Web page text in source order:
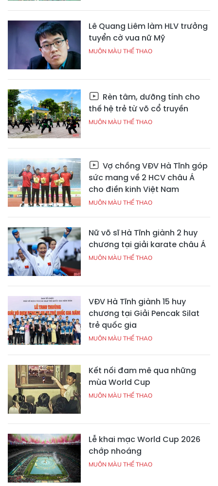
Lê Quang Liêm làm HLV trưởng
tuyển cờ vua nữ Mỹ
MUÔN MÀU THỂ THAO
Rèn tâm, dưỡng tính cho
thế hệ trẻ từ võ cổ truyền
MUÔN MÀU THỂ THAO
Vợ chồng VĐV Hà Tĩnh góp
sức mang về 2 HCV châu Á
cho điền kinh Việt Nam
MUÔN MÀU THỂ THAO
Nữ võ sĩ Hà Tĩnh giành 2 huy
chương tại giải karate châu Á
MUÔN MÀU THỂ THAO
VĐV Hà Tĩnh giành 15 huy
chương tại Giải Pencak Silat
trẻ quốc gia
MUÔN MÀU THỂ THAO
Kết nối đam mê qua những
mùa World Cup
MUÔN MÀU THỂ THAO
Lễ khai mạc World Cup 2026
chớp nhoáng
MUÔN MÀU THỂ THAO